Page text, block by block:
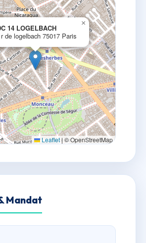
14 LOGELBACH
de logelbach 75017 Paris
×
Leaflet|© OpenStreetMap
Mandat